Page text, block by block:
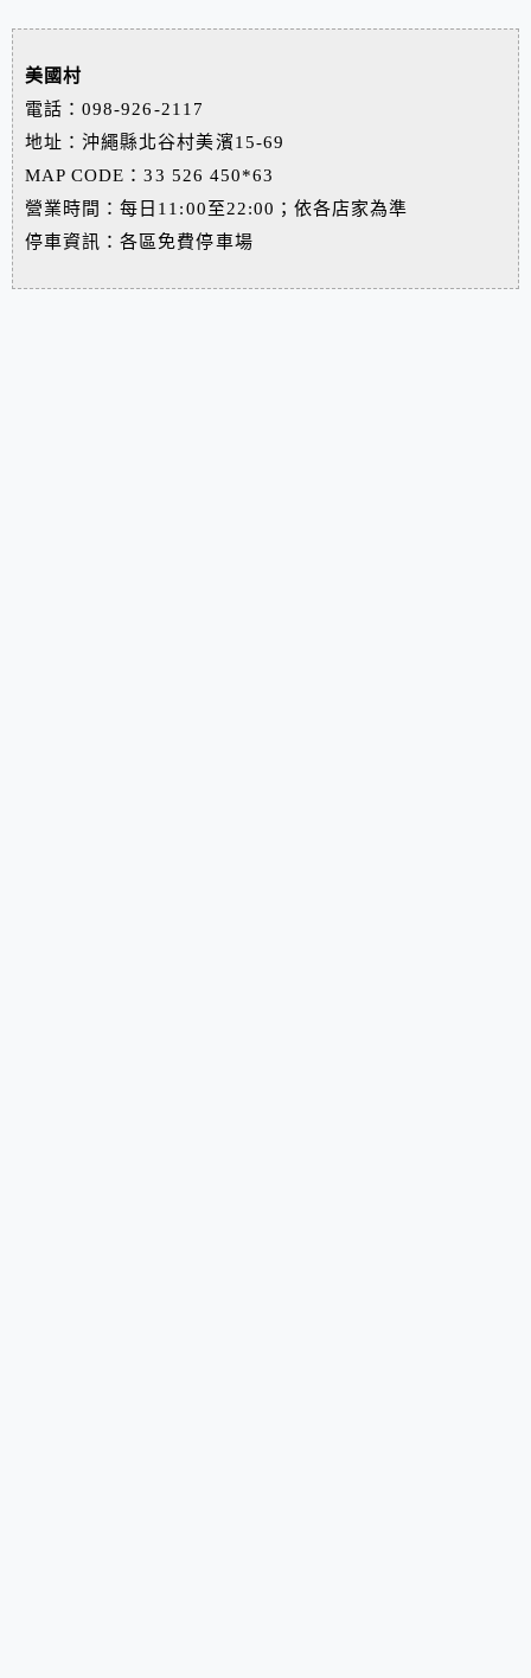
美國村
電話‎：‎098-926-2117
地址：沖繩縣北谷村美濱15-69
MAP CODE：33 526 450*63
營業時間‎：每日11:00至22:00；依各店家為準
停車資訊：各區免費停車場